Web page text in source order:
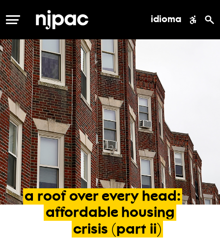
MENÚ idioma
a roof over every head:
affordable housing
crisis (part ii)